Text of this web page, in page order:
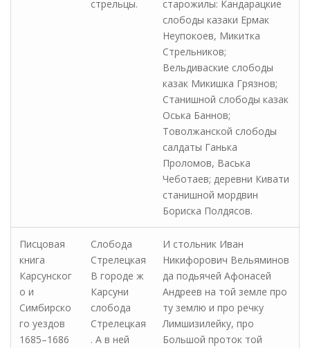
стрельцы.
старожилы: Кандарацкие
слободы казаки Ермак
Неупокоев, Микитка
Стрельников;
Вельдиваские слободы
казак Микишка Грязнов;
Станишной слободы казак
Оська Баннов;
Товолжанской слободы
салдаты Ганька
Проломов, Васька
Чеботаев; деревни Кивати
станишной мордвин
Бориска Полдясов.
Писцовая
книга
Карсунског
о и
Симбирско
го уездов
1685–1686
Слобода
Стрелецкая
В городе ж
Карсуни
слобода
Стрелецкая
. А в ней
И стольник Иван
Никифорович Вельяминов
да подьячей Афонасей
Андреев на той земле про
ту землю и про речку
Лимшизилейку, про
Большой проток той